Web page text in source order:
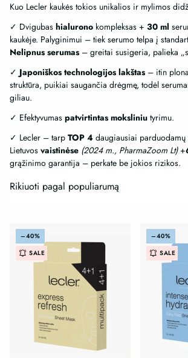
Kuo Lecler kaukės tokios unikalios ir mylimos
✓ Dvigubas hialurono kompleksas + 30 ml
kaukėje. Palyginimui – tiek serumo telpa į
Nelipnus serumas – greitai susigeria, palieka
✓ Japoniškos technologijos lakštas – itin
struktūra, puikiai saugančia drėgmę, todėl
giliau.
✓ Efektyvumas patvirtintas moksliniu tyrimu.
✓ Lecler – tarp TOP 4 daugiausiai
Lietuvos vaistinėse (2024 m., PharmaZoom Lt)+
grąžinimo garantija – perkate be jokios rizikos.
Rikiuoti pagal populiarumą
–40%
SALE
–40%
SALE